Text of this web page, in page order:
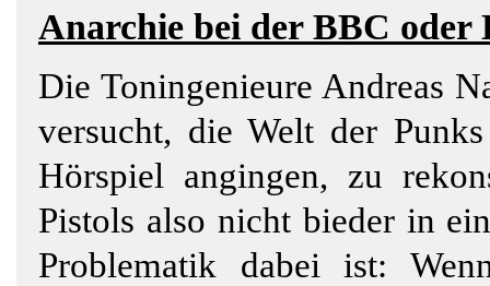
Anarchie bei der BBC oder
Die Toningenieure Andreas
versucht, die Welt der
Hörspiel angingen, zu
Pistols also nicht bieder in
Problematik dabei ist: